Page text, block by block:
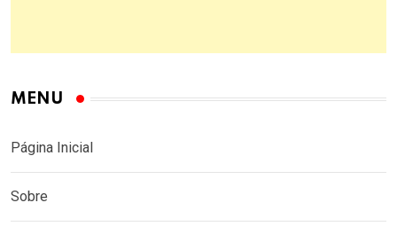
MENU
Página Inicial
Sobre